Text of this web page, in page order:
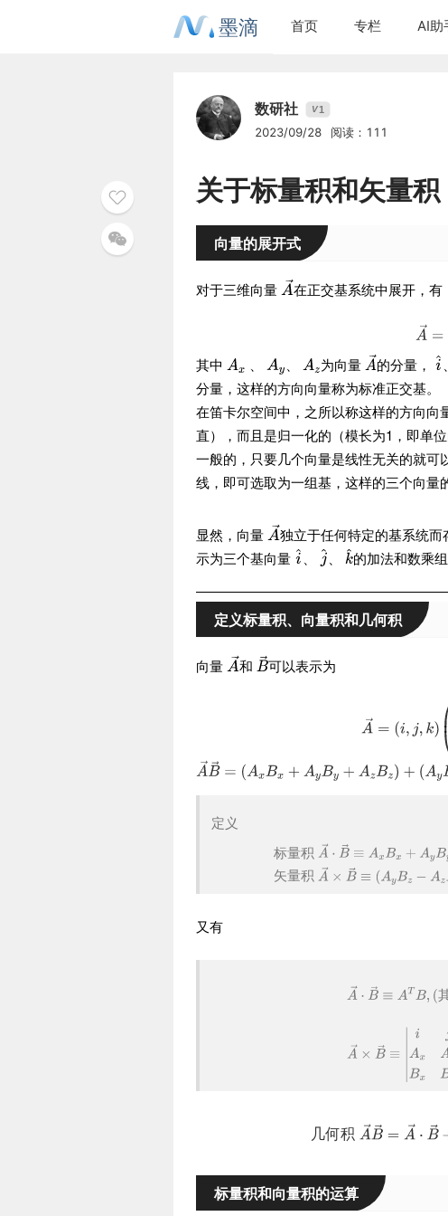
墨滴 首页 专栏 AI助
数研社 V1
2023/09/28 阅读：111
关于标量积和矢量积
向量的展开式
对于三维向量 在正交基系统中展开，有
其中 为向量 的分量，
分量，这样的方向向量称为标准正交基。
在笛卡尔空间中，之所以称这样的方向
直），而且是归一化的（模长为1，即单位
一般的，只要几个向量是线性无关的就
线，即可选取为一组基，这样的三个向量
显然，向量 独立于任何特定的基系统而
示为三个基向量
的加法和数乘
定义标量积、向量积和几何积
向量 和 可以表示为
定义
标量积
矢量积
又有
几何积
标量积和向量积的运算